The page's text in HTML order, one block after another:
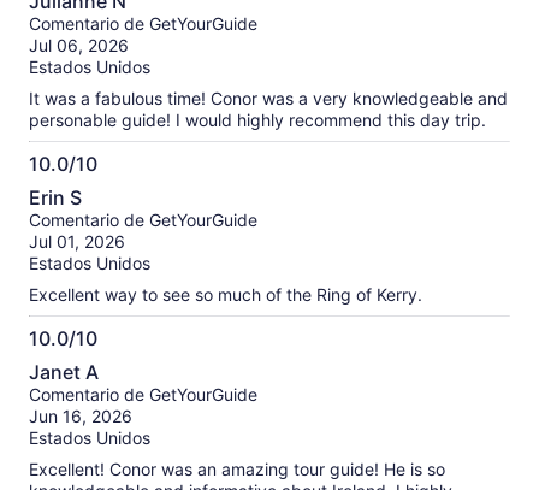
de
10
Comentario de GetYourGuide
Jul 06, 2026
Estados Unidos
It was a fabulous time! Conor was a very knowledgeable and
personable guide! I would highly recommend this day trip.
10.0/10
10.0
de
10
Erin S
Comentario de GetYourGuide
Jul 01, 2026
Estados Unidos
Excellent way to see so much of the Ring of Kerry.
10.0/10
10.0
de
10
Janet A
Comentario de GetYourGuide
Jun 16, 2026
Estados Unidos
Excellent! Conor was an amazing tour guide! He is so